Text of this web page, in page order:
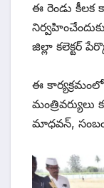
ఈ రెండు కీలక
జిల్లా కలెక్టర్
ఈ
మాధవన్,